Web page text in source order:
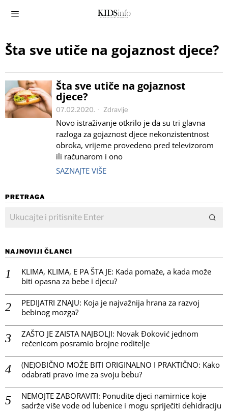
Šta sve utiče na gojaznost djece?
Šta sve utiče na gojaznost
djece?
07.02.2020. Zdravlje
Novo istraživanje otkrilo je da su tri glavna
razloga za gojaznost djece nekonzistentnost
obroka, vrijeme provedeno pred televizorom
ili računarom i ono
SAZNAJTE VIŠE
PRETRAGA
NAJNOVIJI ČLANCI
KLIMA, KLIMA, E PA ŠTA JE: Kada pomaže, a kada može
biti opasna za bebe i djecu?
PEDIJATRI ZNAJU: Koja je najvažnija hrana za razvoj
bebinog mozga?
ZAŠTO JE ZAISTA NAJBOLJI: Novak Đoković jednom
rečenicom posramio brojne roditelje
(NE)OBIČNO MOŽE BITI ORIGINALNO I PRAKTIČNO: Kako
odabrati pravo ime za svoju bebu?
NEMOJTE ZABORAVITI: Ponudite djeci namirnice koje
sadrže više vode od lubenice i mogu spriječiti dehidraciju